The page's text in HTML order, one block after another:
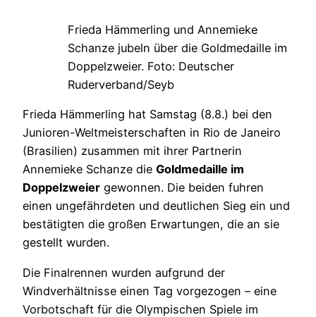
Frieda Hämmerling und Annemieke
Schanze jubeln über die Goldmedaille im
Doppelzweier. Foto: Deutscher
Ruderverband/Seyb
Frieda Hämmerling hat Samstag (8.8.) bei den
Junioren-Weltmeisterschaften in Rio de Janeiro
(Brasilien) zusammen mit ihrer Partnerin
Annemieke Schanze die Goldmedaille im
Doppelzweier gewonnen. Die beiden fuhren
einen ungefährdeten und deutlichen Sieg ein und
bestätigten die großen Erwartungen, die an sie
gestellt wurden.
Die Finalrennen wurden aufgrund der
Windverhältnisse einen Tag vorgezogen – eine
Vorbotschaft für die Olympischen Spiele im